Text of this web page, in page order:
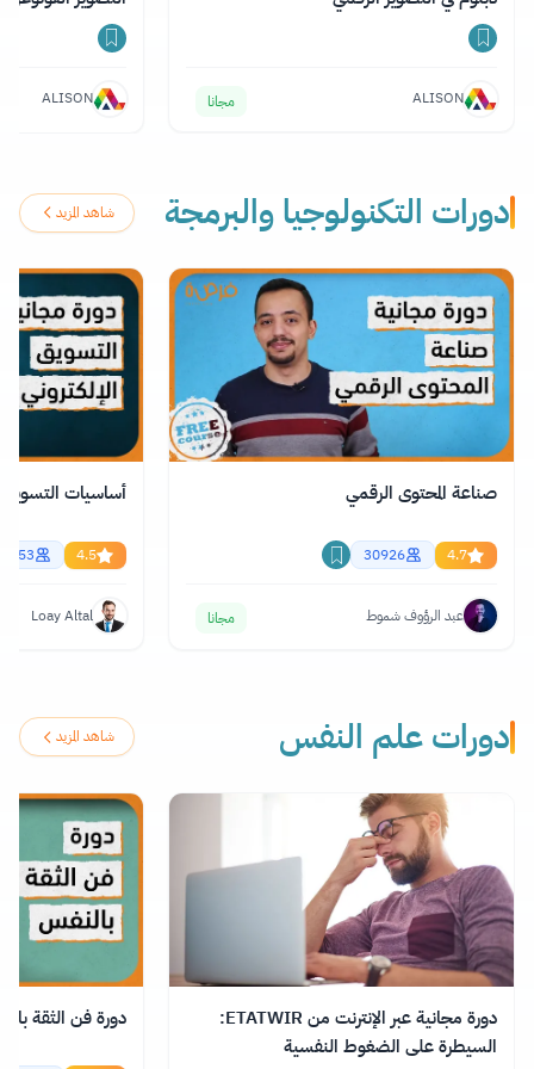
ALISON مجانا ALISON
دورات التكنولوجيا والبرمجة شاهد المزيد
صناعة المحتوى الرقمي
4.7
30926
عبد الرؤوف شموط مجانا
أساسيات التسويق
4.5
Loay Altal
دورات علم النفس شاهد المزيد
دورة مجانية عبر الإنترنت من ETATWIR:
السيطرة على الضغوط النفسية
دورة فن الثقة